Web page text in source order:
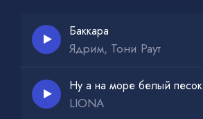
Баккара
Ядрим, Тони Раут
Ну а на море белый песок
LIONA